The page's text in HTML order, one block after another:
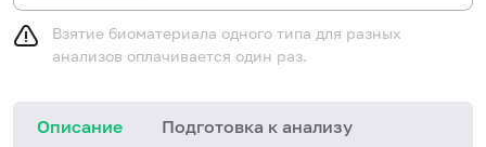
Взятие биоматериала одного типа для разных
анализов оплачивается один раз.
Описание Подготовка к анализу